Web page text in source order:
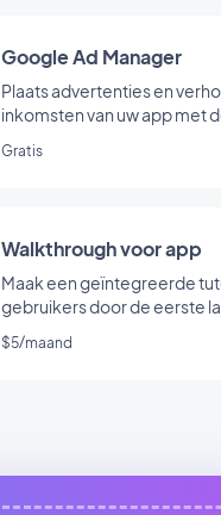
Google Ad Manager
Plaats advertenties en
inkomsten van uw app met
Gratis
Walkthrough voor app
Maak een geïntegreerde
gebruikers door de eerste
uw app
$5/maand